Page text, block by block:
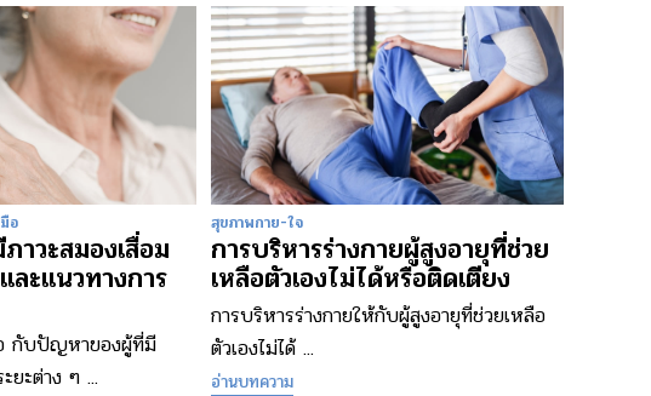
อ
วะสมองเสื่อม
ละแนวทางการ
กับปัญหาของผู้ที่มี
ยะต่าง ๆ ...
สุขภาพกาย-ใจ
การบริหารร่างกายผู้สูงอายุที่ช่วย
เหลือตัวเองไม่ได้หรือติดเตียง
การบริหารร่างกายให้กับผู้สูงอายุที่ช่วยเหลือ
ตัวเองไม่ได้ ...
อ่านบทความ